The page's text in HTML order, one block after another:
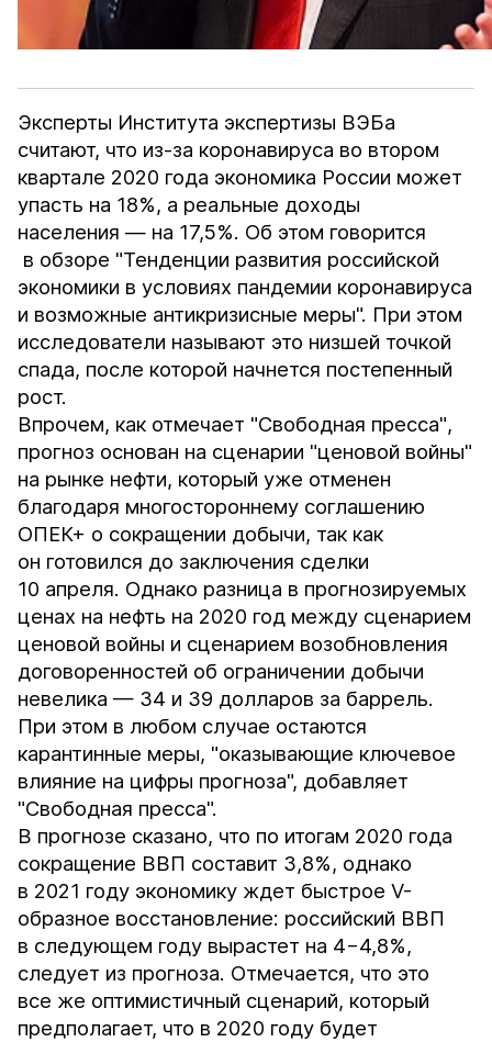
Эксперты Института экспертизы ВЭБа
считают, что из-за коронавируса во втором
квартале 2020 года экономика России может
упасть на 18%, а реальные доходы
населения — на 17,5%. Об этом говорится
в обзоре "Тенденции развития российской
экономики в условиях пандемии коронавируса
и возможные антикризисные меры". При этом
исследователи называют это низшей точкой
спада, после которой начнется постепенный
рост.
Впрочем, как отмечает "Свободная пресса",
прогноз основан на сценарии "ценовой войны"
на рынке нефти, который уже отменен
благодаря многостороннему соглашению
ОПЕК+ о сокращении добычи, так как
он готовился до заключения сделки
10 апреля. Однако разница в прогнозируемых
ценах на нефть на 2020 год между сценарием
ценовой войны и сценарием возобновления
договоренностей об ограничении добычи
невелика — 34 и 39 долларов за баррель.
При этом в любом случае остаются
карантинные меры, "оказывающие ключевое
влияние на цифры прогноза", добавляет
"Свободная пресса".
В прогнозе сказано, что по итогам 2020 года
сокращение ВВП составит 3,8%, однако
в 2021 году экономику ждет быстрое V-
образное восстановление: российский ВВП
в следующем году вырастет на 4−4,8%,
следует из прогноза. Отмечается, что это
все же оптимистичный сценарий, который
предполагает, что в 2020 году будет